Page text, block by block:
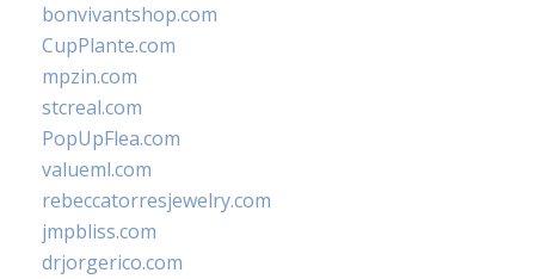
bonvivantshop.com
CupPlante.com
mpzin.com
stcreal.com
PopUpFlea.com
valueml.com
rebeccatorresjewelry.com
jmpbliss.com
drjorgerico.com